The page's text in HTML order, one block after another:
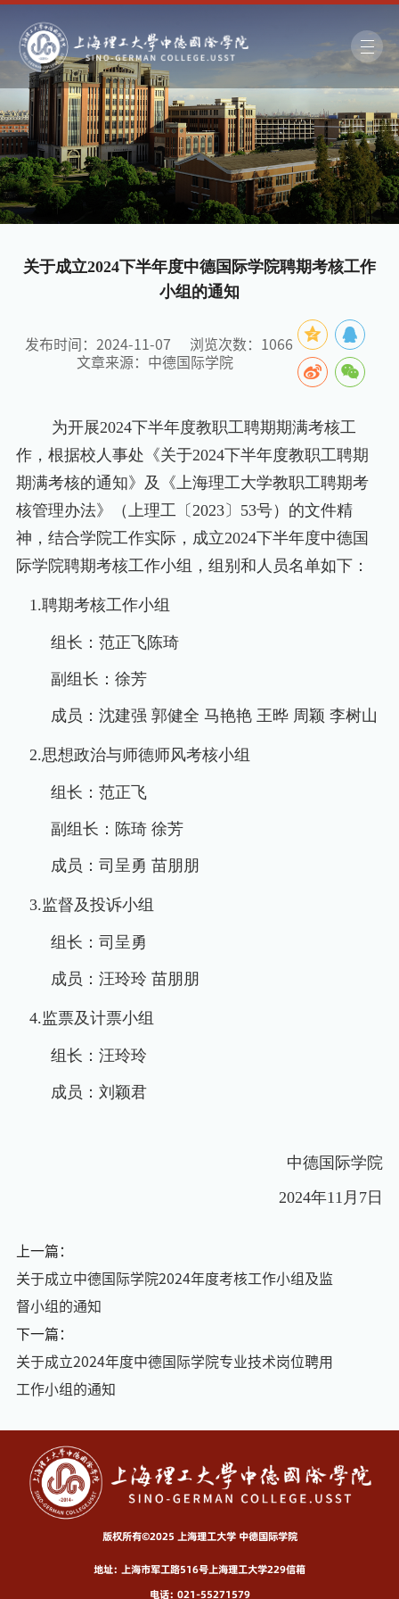
关于成立2024下半年度中德国际学院聘期考核工作
小组的通知
发布时间：2024-11-07 浏览次数：
1066
文章来源：中德国际学院
为开展2024下半年度教职工聘期期满考核工
作，根据校人事处《关于2024下半年度教职工聘期
期满考核的通知》及《上海理工大学教职工聘期考
核管理办法》（上理工〔 2023〕 53号）的文件精
神，结合学院工作实际，成立2024下半年度中德国
际学院聘期考核工作小组，组别和人员名单如下：
1.聘期考核工作小组
组长：范正飞陈琦
副组长：徐芳
成员：沈建强 郭健全 马艳艳 王晔周颖 李树山
2.思想政治与师德师风考核小组
组长：范正飞
副组长：陈琦 徐芳
成员：司呈勇 苗朋朋
3.监督及投诉小组
组长：司呈勇
成员：汪玲玲 苗朋朋
4.监票及计票小组
组长：汪玲玲
成员：刘颖君
中德国际学院
2024年11 月 7 日
上一篇：
关于成立中德国际学院2024年度考核工作小组及监
督小组的通知
下一篇：
关于成立2024年度中德国际学院专业技术岗位聘用
工作小组的通知
版权所有©2025 上海理工大学 中德国际学院
地址：上海市军工路516号上海理工大学229信箱
电话：021-55271579